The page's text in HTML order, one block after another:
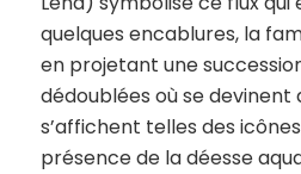
quelques encablures, la
en projetant une
dédoublées où se devinent
s’affichent telles des
présence de la déesse